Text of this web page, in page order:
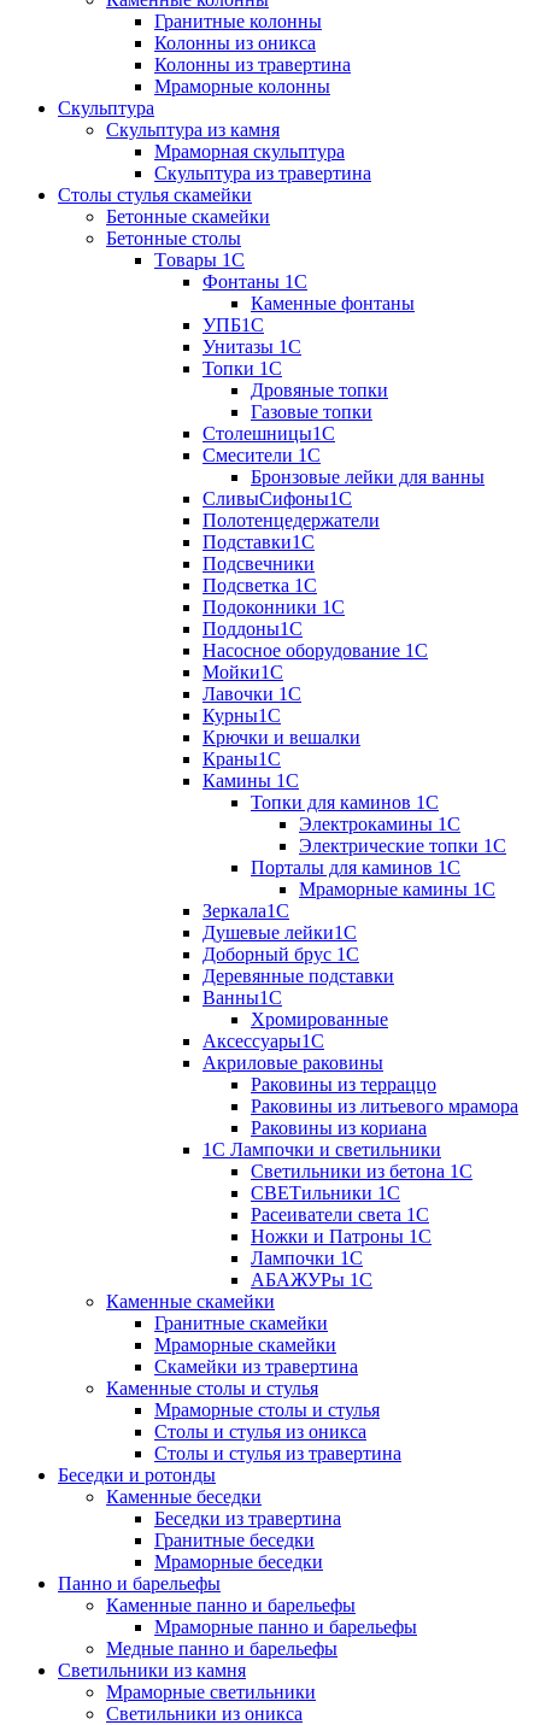
Гранитные колонны
Колонны из оникса
Колонны из травертина
Мраморные колонны
Скульптура
Скульптура из камня
Мраморная скульптура
Скульптура из травертина
Столы стулья скамейки
Бетонные скамейки
Бетонные столы
Tовары 1C
Фонтаны 1C
Каменные фонтаны
УПБ1С
Унитазы 1С
Топки 1С
Дровяные топки
Газовые топки
Столешницы1С
Смесители 1С
Бронзовые лейки для ванны
СливыСифоны1С
Полотенцедержатели
Подставки1С
Подсвечники
Подсветка 1С
Подоконники 1С
Поддоны1С
Насосное оборудование 1С
Мойки1С
Лавочки 1С
Курны1С
Крючки и вешалки
Краны1С
Камины 1C
Топки для каминов 1C
Электрокамины 1С
Электрические топки 1C
Порталы для каминов 1С
Мраморные камины 1C
Зеркала1С
Душевые лейки1С
Доборный брус 1С
Деревянные подставки
Ванны1С
Хромированные
Аксессуары1С
Акриловые раковины
Раковины из терраццо
Раковины из литьевого мрамора
Раковины из кориана
1С Лампочки и светильники
Светильники из бетона 1С
СВЕТильники 1С
Расеиватели света 1С
Ножки и Патроны 1С
Лампочки 1С
АБАЖУРы 1С
Каменные скамейки
Гранитные скамейки
Мраморные скамейки
Скамейки из травертина
Каменные столы и стулья
Мраморные столы и стулья
Столы и стулья из оникса
Столы и стулья из травертина
Беседки и ротонды
Каменные беседки
Беседки из травертина
Гранитные беседки
Мраморные беседки
Панно и барельефы
Каменные панно и барельефы
Мраморные панно и барельефы
Медные панно и барельефы
Светильники из камня
Мраморные светильники
Светильники из оникса